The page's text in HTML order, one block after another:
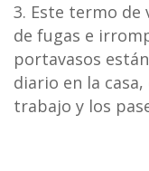
3. Este termo
de fugas e
portavasos
diario en la
trabajo y los